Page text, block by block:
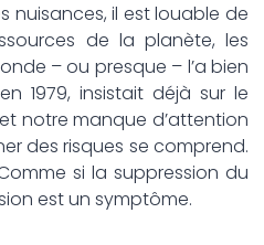
nuisances, il est louable de
de la planète, les
– ou presque – l’a bien
1979, insistait déjà sur le
notre manque d’attention
des risques se comprend.
si la suppression du
est un symptôme.